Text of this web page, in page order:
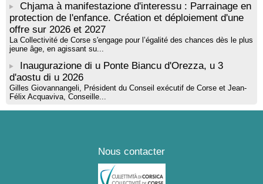
Chjama à manifestazione d'interessu : Parrainage en
protection de l'enfance. Création et déploiement d'une
offre sur 2026 et 2027
La Collectivité de Corse s'engage pour l’égalité des chances dès le plus
jeune âge, en agissant su...
Inaugurazione di u Ponte Biancu d'Orezza, u 3
d'aostu di u 2026
Gilles Giovannangeli, Président du Conseil exécutif de Corse et Jean-
Félix Acquaviva, Conseille...
Nous contacter